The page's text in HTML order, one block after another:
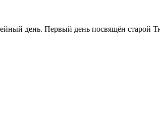
день. Первый день посвящён